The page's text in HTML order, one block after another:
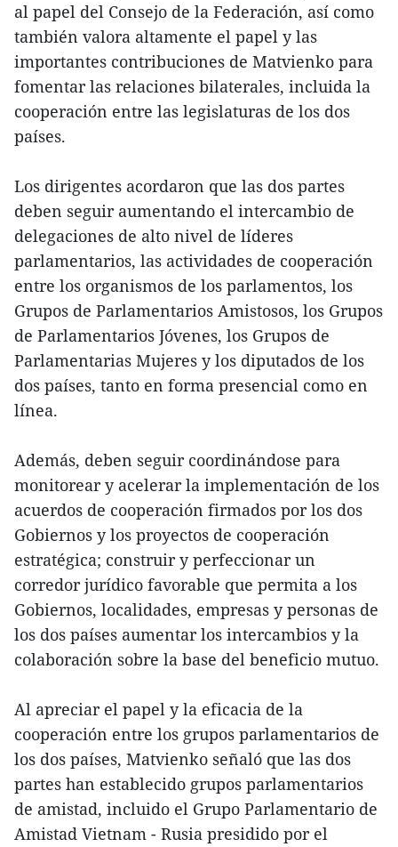
al papel del Consejo de la Federación, así como
también valora altamente el papel y las
importantes contribuciones de Matvienko para
fomentar las relaciones bilaterales, incluida la
cooperación entre las legislaturas de los dos
países.
Los dirigentes acordaron que las dos partes
deben seguir aumentando el intercambio de
delegaciones de alto nivel de líderes
parlamentarios, las actividades de cooperación
entre los organismos de los parlamentos, los
Grupos de Parlamentarios Amistosos, los Grupos
de Parlamentarios Jóvenes, los Grupos de
Parlamentarias Mujeres y los diputados de los
dos países, tanto en forma presencial como en
línea.
Además, deben seguir coordinándose para
monitorear y acelerar la implementación de los
acuerdos de cooperación firmados por los dos
Gobiernos y los proyectos de cooperación
estratégica; construir y perfeccionar un
corredor jurídico favorable que permita a los
Gobiernos, localidades, empresas y personas de
los dos países aumentar los intercambios y la
colaboración sobre la base del beneficio mutuo.
Al apreciar el papel y la eficacia de la
cooperación entre los grupos parlamentarios de
los dos países, Matvienko señaló que las dos
partes han establecido grupos parlamentarios
de amistad, incluido el Grupo Parlamentario de
Amistad Vietnam - Rusia presidido por el